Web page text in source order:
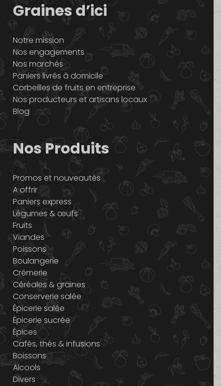
Graines d’ici
Notre mission
Nos engagements
Nos marchés
Paniers livrés à domicile
Corbeilles de fruits en entreprise
Nos producteurs et artisans locaux
Blog
Nos Produits
Promos et nouveautés
A offrir
Paniers express
Légumes & œufs
Fruits
Viandes
Poissons
Boulangerie
Crémerie
Céréales & graines
Conserverie salée
Épicerie salée
Épicerie sucrée
Épices
Cafés, thés & infusions
Boissons
Alcools
Divers